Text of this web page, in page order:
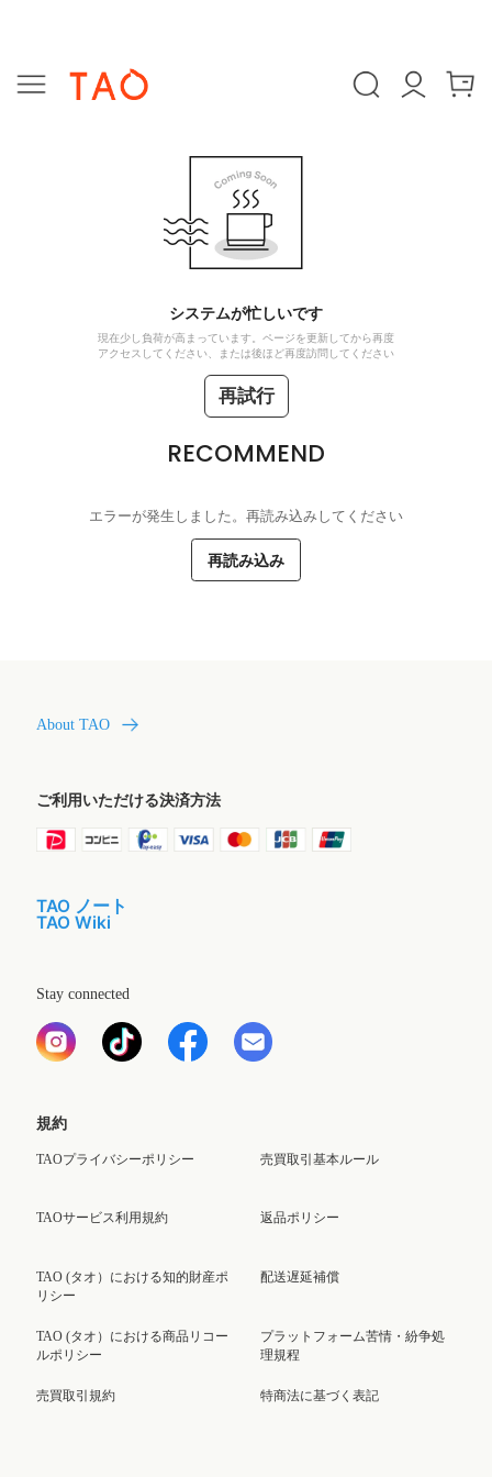
システムが忙しいです
現在少し負荷が高まっています。ページを更新してから再度
アクセスしてください、または後ほど再度訪問してください
再試行
RECOMMEND
エラーが発生しました。再読み込みしてください
再読み込み
About TAO
ご利用いただける決済方法
TAO ノート
TAO Wiki
Stay connected
規約
TAOプライバシーポリシー
TAOサービス利用規約
TAO (タオ）における知的財産ポ
リシー
TAO (タオ）における商品リコー
ルポリシー
売買取引規約
売買取引基本ルール
返品ポリシー
配送遅延補償
プラットフォーム苦情・紛争処
理規程
特商法に基づく表記